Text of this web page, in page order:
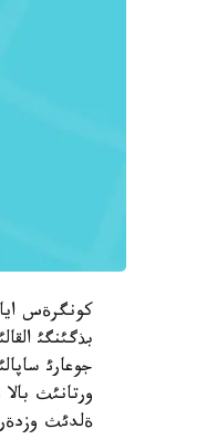
كونگرةس
بذگئنگئ
جوعارئ
ورتانئث
ةلدئث